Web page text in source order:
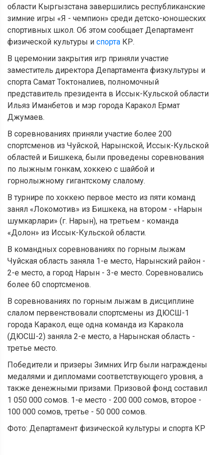
области Кыргызстана завершились республиканские
зимние игры «Я - чемпион» среди детско-юношеских
спортивных школ. Об этом сообщает Департамент
физической культуры и спорта КР.
В церемонии закрытия игр приняли участие
заместитель директора Департамента физкультуры и
спорта Самат Токтоналиев, полномочный
представитель президента в Иссык-Кульской области
Ильяз Иманбетов и мэр города Каракол Ермат
Джумаев.
В соревнованиях приняли участие более 200
спортсменов из Чуйской, Нарынской, Иссык-Кульской
областей и Бишкека, были проведены соревнования
по лыжным гонкам, хоккею с шайбой и
горнолыжному гигантскому слалому.
В турнире по хоккею первое место из пяти команд
занял «Локомотив» из Бишкека, на втором - «Нарын
шумкарлари» (г. Нарын), на третьем - команда
«Долон» из Иссык-Кульской области.
В командных соревнованиях по горным лыжам
Чуйская область заняла 1-е место, Нарынский район -
2-е место, а город Нарын - 3-е место. Соревновались
более 60 спортсменов.
В соревнованиях по горным лыжам в дисциплине
слалом первенствовали спортсмены из ДЮСШ-1
города Каракол, еще одна команда из Каракола
(ДЮСШ-2) заняла 2-е место, а Нарынская область -
третье место.
Победители и призеры Зимних Игр были награждены
медалями и дипломами соответствующего уровня, а
также денежными призами. Призовой фонд составил
1 050 000 сомов. 1-е место - 200 000 сомов, второе -
100 000 сомов, третье - 50 000 сомов.
Фото: Департамент физической культуры и спорта КР